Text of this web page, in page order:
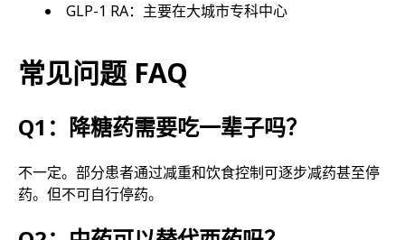
GLP-1 RA：主要在大城市专科中心
常见问题 FAQ
Q1：降糖药需要吃一辈子吗？
不一定。部分患者通过减重和饮食控制可逐步减药甚至停
药。但不可自行停药。